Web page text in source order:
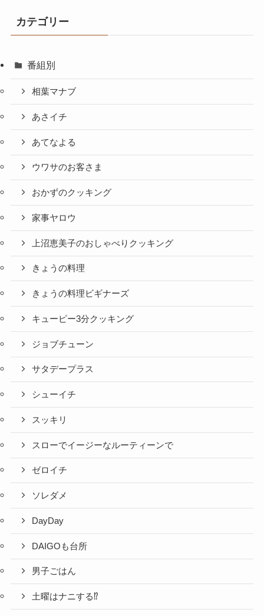
カテゴリー
番組別
相葉マナブ
あさイチ
あてなよる
ウワサのお客さま
おかずのクッキング
家事ヤロウ
上沼恵美子のおしゃべりクッキング
きょうの料理
きょうの料理ビギナーズ
キューピー3分クッキング
ジョブチューン
サタデープラス
シューイチ
スッキリ
スローでイージーなルーティーンで
ゼロイチ
ソレダメ
DayDay
DAIGOも台所
男子ごはん
土曜はナニする⁉